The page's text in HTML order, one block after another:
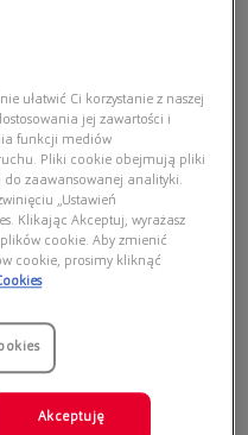
ważniejszą rolę niż wyłącznie
za prawidłowe ustawienie
korekcji oraz codzienny
wpływają na
i dopasowanie do stylu życia –
ułatwić Ci korzystanie z naszej
jej zawartości i
funkcji mediów
Pliki cookie obejmują pliki
zaawansowanej analityki.
„Ustawień
Klikając Akceptuj, wyrażasz
cookie. Aby zmienić
cookie, prosimy kliknąć
Akceptuję